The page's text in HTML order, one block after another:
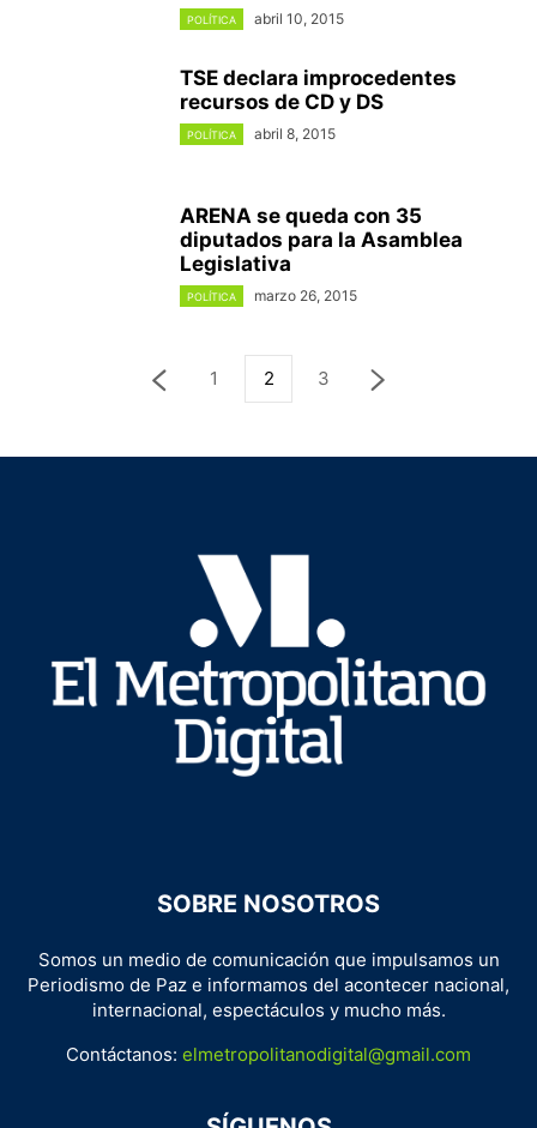
POLÍTICA abril 10, 2015
TSE declara improcedentes
recursos de CD y DS
POLÍTICA abril 8, 2015
ARENA se queda con 35
diputados para la Asamblea
Legislativa
POLÍTICA marzo 26, 2015
1 2 3
SOBRE NOSOTROS
Somos un medio de comunicación que impulsamos un
Periodismo de Paz e informamos del acontecer nacional,
internacional, espectáculos y mucho más.
Contáctanos: elmetropolitanodigital@gmail.com